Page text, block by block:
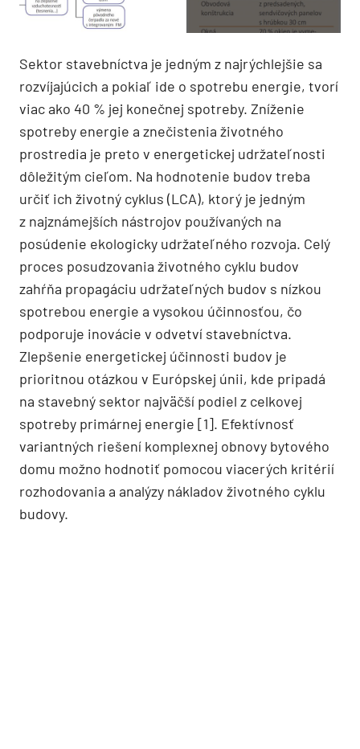
Sektor stavebníctva je jedným z najrýchlejšie sa
rozvíjajúcich a pokiaľ ide o spotrebu energie, tvorí
viac ako 40 % jej konečnej spotreby. Zníženie
spotreby energie a znečistenia životného
prostredia je preto v energetickej udržateľnosti
dôležitým cieľom. Na hodnotenie budov treba
určiť ich životný cyklus (LCA), ktorý je jedným
z najznámejších nástrojov používaných na
posúdenie ekologicky udržateľného rozvoja. Celý
proces posudzovania životného cyklu budov
zahŕňa propagáciu udržateľných budov s nízkou
spotrebou energie a vysokou účinnosťou, čo
podporuje inovácie v odvetví stavebníctva.
Zlepšenie energetickej účinnosti budov je
prioritnou otázkou v Európskej únii, kde pripadá
na stavebný sektor najväčší podiel z celkovej
spotreby primárnej energie [1]. Efektívnosť
variantných riešení komplexnej obnovy bytového
domu možno hodnotiť pomocou viacerých kritérií
rozhodovania a analýzy nákladov životného cyklu
budovy.